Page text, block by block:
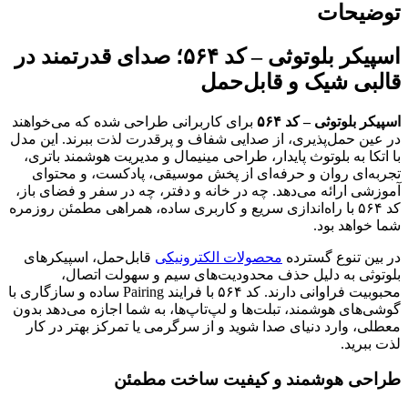
توضیحات
اسپیکر بلوتوثی – کد ۵۶۴؛ صدای قدرتمند در
قالبی شیک و قابل‌حمل
اسپیکر بلوتوثی – کد ۵۶۴
برای کاربرانی طراحی شده که می‌خواهند
در عین حمل‌پذیری، از صدایی شفاف و پرقدرت لذت ببرند. این مدل
با اتکا به بلوتوث پایدار، طراحی مینیمال و مدیریت هوشمند باتری،
تجربه‌ای روان و حرفه‌ای از پخش موسیقی، پادکست، و محتوای
آموزشی ارائه می‌دهد. چه در خانه و دفتر، چه در سفر و فضای باز،
کد ۵۶۴ با راه‌اندازی سریع و کاربری ساده، همراهی مطمئن روزمره
شما خواهد بود.
در بین تنوع گسترده محصولات الکترونیکی قابل‌حمل، اسپیکرهای
بلوتوثی به دلیل حذف محدودیت‌های سیم و سهولت اتصال،
محبوبیت فراوانی دارند. کد ۵۶۴ با فرایند Pairing ساده و سازگاری با
گوشی‌های هوشمند، تبلت‌ها و لپ‌تاپ‌ها، به شما اجازه می‌دهد بدون
معطلی، وارد دنیای صدا شوید و از سرگرمی یا تمرکز بهتر در کار
لذت ببرید.
طراحی هوشمند و کیفیت ساخت مطمئن